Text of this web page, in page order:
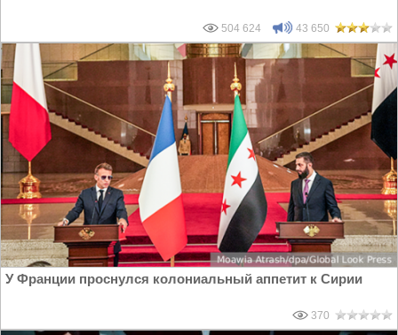
504 624 43 650
У Франции проснулся колониальный аппетит к Сирии
370